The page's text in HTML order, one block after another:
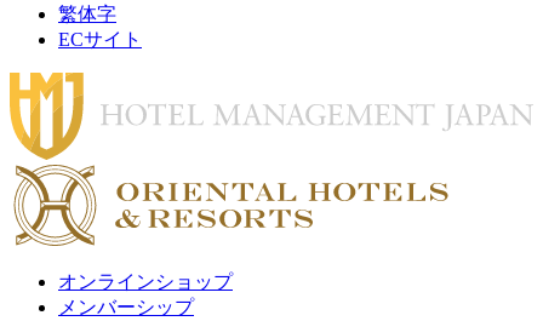
繁体字
ECサイト
オンラインショップ
メンバーシップ